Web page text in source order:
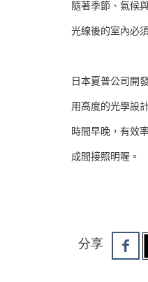
隨著季節、氣候
光線後的室內必
日本夏普公司開
用高度的光學設
時間早晚，有效
成間接照明喔。
分享